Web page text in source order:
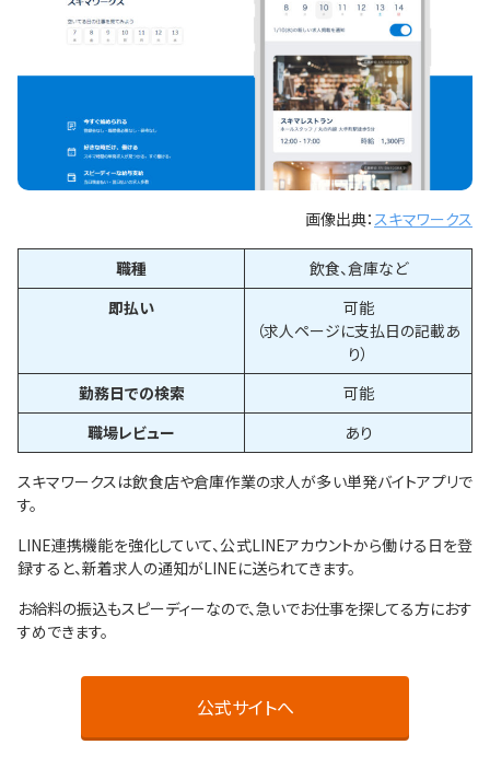
画像出典： スキマワークス
職種
飲食、倉庫など
即払い
可能
（求人ページに支払日の記載あ
り）
勤務日での検索
可能
職場レビュー
あり
スキマワークスは飲食店や倉庫作業の求人が多い単発バイトアプリで
す。
LINE連携機能を強化していて、公式LINEアカウントから働ける日を登
録すると、新着求人の通知がLINEに送られてきます。
お給料の振込もスピーディーなので、急いでお仕事を探してる方におす
すめできます。
公式サイトへ